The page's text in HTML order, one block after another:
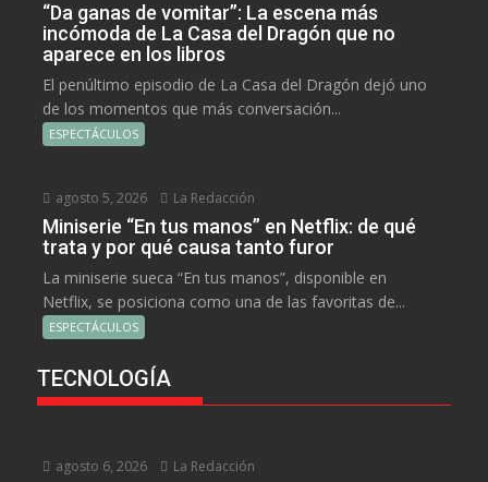
“Da ganas de vomitar”: La escena más
incómoda de La Casa del Dragón que no
aparece en los libros
El penúltimo episodio de La Casa del Dragón dejó uno
de los momentos que más conversación...
ESPECTÁCULOS
agosto 5, 2026 La Redacción
Miniserie “En tus manos” en Netflix: de qué
trata y por qué causa tanto furor
La miniserie sueca “En tus manos”, disponible en
Netflix, se posiciona como una de las favoritas de...
ESPECTÁCULOS
TECNOLOGÍA
agosto 6, 2026 La Redacción